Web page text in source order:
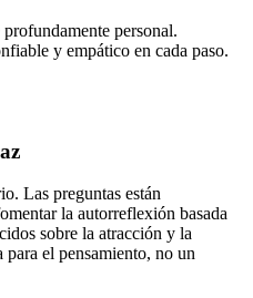
personal.
y empático en cada paso.
Las preguntas están
la autorreflexión basada
sobre la atracción y la
para el pensamiento, no un